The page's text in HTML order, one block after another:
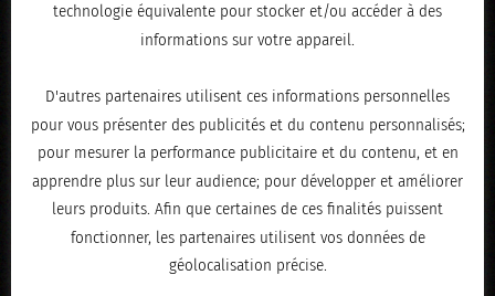
07072019-IMG_3560
technologie équivalente pour stocker et/ou accéder à des
informations sur votre appareil.
D'autres partenaires utilisent ces informations personnelles
pour vous présenter des publicités et du contenu personnalisés;
pour mesurer la performance publicitaire et du contenu, et en
apprendre plus sur leur audience; pour développer et améliorer
leurs produits. Afin que certaines de ces finalités puissent
fonctionner, les partenaires utilisent vos données de
géolocalisation précise.